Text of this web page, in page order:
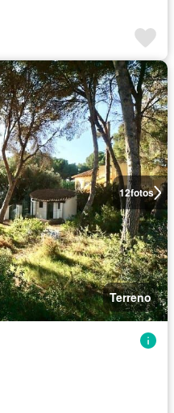
12fotos
Terreno